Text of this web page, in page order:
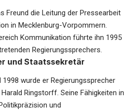
Freund die Leitung der Pressearbeit
in Mecklenburg-Vorpommern.
Kommunikation führte ihn 1995
Regierungssprechers.
und Staatssekretär
wurde er Regierungssprecher
Ringstorff. Seine Fähigkeiten in
und